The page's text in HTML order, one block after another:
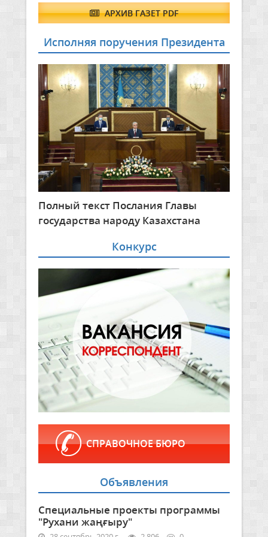
АРХИВ ГАЗЕТ PDF
Исполняя поручения Президента
Полный текст Послания Главы
государства народу Казахстана
Конкурс
СПРАВОЧНОЕ БЮРО
Объявления
Специальные проекты программы
"Рухани жаңғыру"